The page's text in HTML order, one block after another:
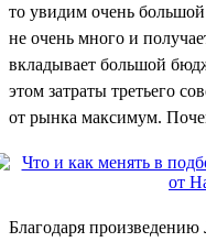
то увидим очень большой
не очень много и
вкладывает большой
этом затраты третьего
от рынка максимум.
Благодаря